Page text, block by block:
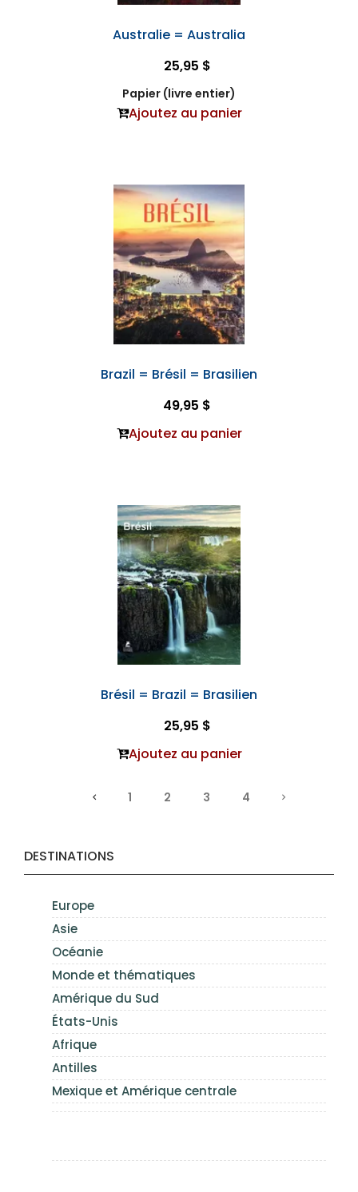
DESTINATIONS
Europe
Asie
Océanie
Monde et thématiques
Amérique du Sud
États-Unis
Afrique
Antilles
Mexique et Amérique centrale
Australie = Australia
25,95 $
Papier (livre entier)
Ajoutez au panier
Brazil = Brésil = Brasilien
49,95 $
Ajoutez au panier
Brésil = Brazil = Brasilien
25,95 $
Ajoutez au panier
1 2 3 4